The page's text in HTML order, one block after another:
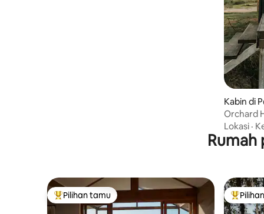
Kabin di
Orchard
Lokasi ·
Pilihan tamu terpopuler
Pilihan tamu Pilihan